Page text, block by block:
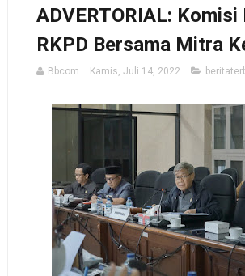
ADVERTORIAL: Komisi
RKPD Bersama Mitra
Bbcom Kamis, Juli 14, 2022